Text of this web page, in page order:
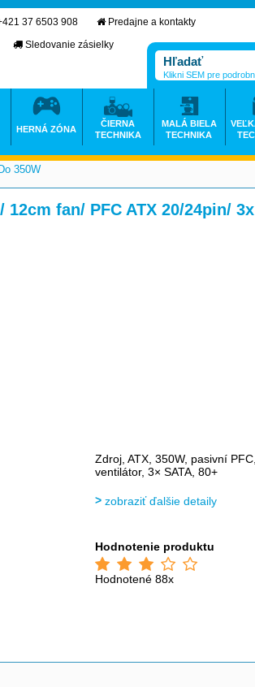
Do 350W
12cm fan/ PFC ATX 20/24pin/ 3x
Zdroj, ATX, 350W, pasivní
ventilátor, 3× SATA, 80+
zobraziť ďalšie detaily
Hodnotenie produktu
Hodnotené 88x
37 6503 908
Predajne a kontakty
Sledovanie zásielky
Klikni SEM pre
HERNÁ ZÓNA
ČIERNA
TECHNIKA
MALÁ BIELA
TECHNIKA